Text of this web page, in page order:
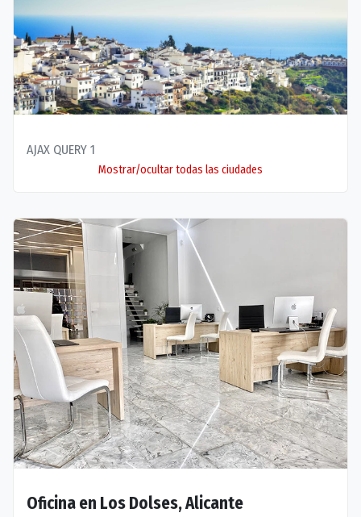
AJAX QUERY 1
Mostrar/ocultar todas las ciudades
Oficina en Los Dolses, Alicante